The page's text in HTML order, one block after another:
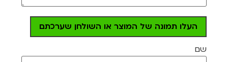
העלו תמונה של המוצר או השולחן שערכתם
שם